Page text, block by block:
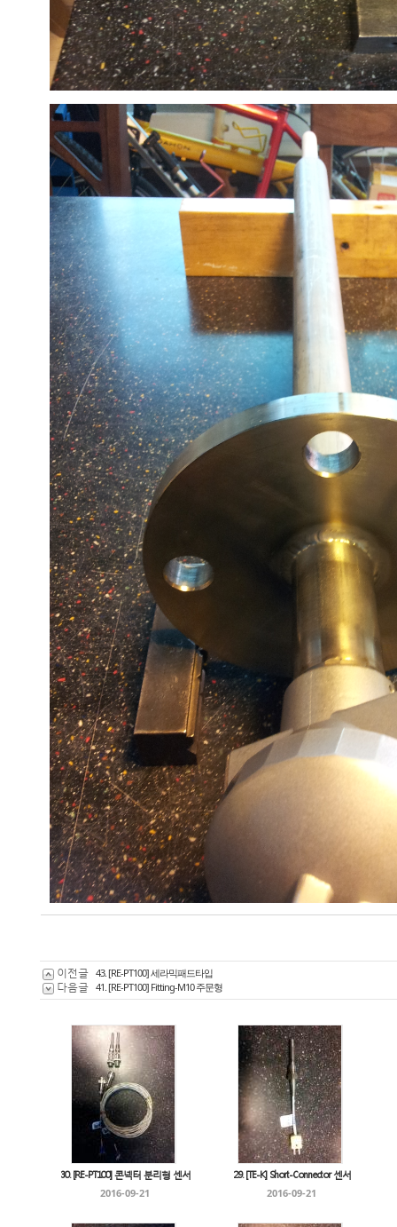
이전글 43. [RE-PT100] 세라믹패드타입
다음글 41. [RE-PT100] Fitting-M10 주문형
30. [RE-PT100] 콘넥터 분리형 센서
2016-09-21
29. [TE-K] Short-Connector 센서
2016-09-21